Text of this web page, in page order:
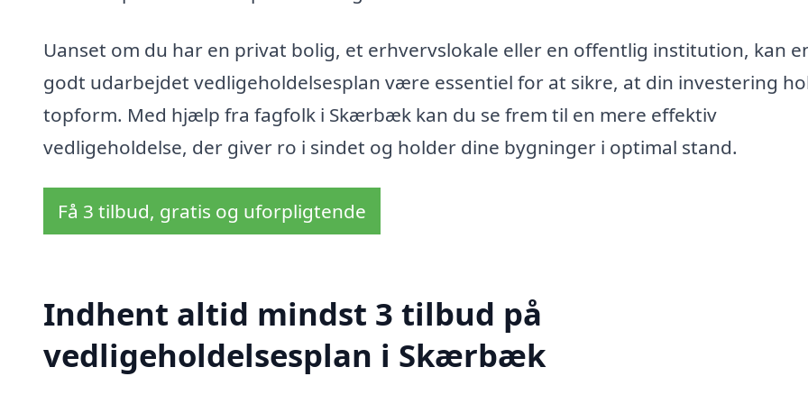
Uanset om du har en privat bolig, et erhvervslokale eller en offentlig institution, kan
godt udarbejdet vedligeholdelsesplan være essentiel for at sikre, at din investering
topform. Med hjælp fra fagfolk i Skærbæk kan du se frem til en mere effektiv
vedligeholdelse, der giver ro i sindet og holder dine bygninger i optimal stand.
Få 3 tilbud, gratis og uforpligtende
Indhent altid mindst 3 tilbud på
vedligeholdelsesplan i Skærbæk